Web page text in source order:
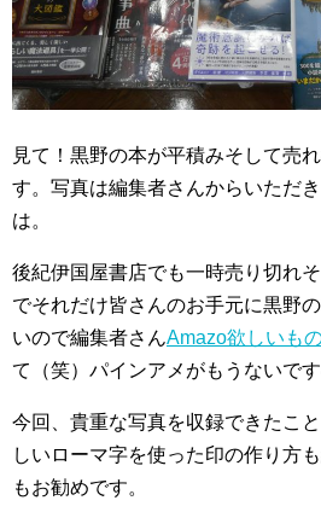
見て！黒野の本が平積みそして売
す。写真は編集者さんからいただ
は。
後紀伊国屋書店でも一時売り切れ
でそれだけ皆さんのお手元に黒野
いので編集者さんAmazo欲しいも
て（笑）パインアメがもうないです
今回、貴重な写真を収録できたこ
しいローマ字を使った印の作り方
もお勧めです。